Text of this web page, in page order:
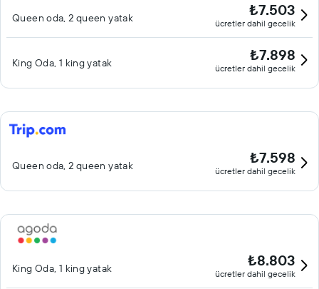
Queen oda, 2 queen yatak ₺7.503
ücretler dahil gecelik
King Oda, 1 king yatak ₺7.898
ücretler dahil gecelik
Queen oda, 2 queen yatak ₺7.598
ücretler dahil gecelik
King Oda, 1 king yatak ₺8.803
ücretler dahil gecelik